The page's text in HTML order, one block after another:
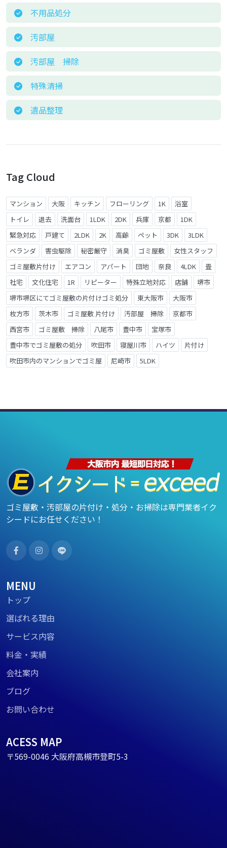
不用品処分
汚部屋
汚部屋 掃除
特殊清掃
遺品整理
Tag Cloud
マンション 大阪 キッチン フローリング 1K
浴室
トイレ
退去 洗面台 1LDK 2DK 兵庫 京都
1DK
緊急対応
戸建て 2LDK 2K 高齢 ペット 3DK
3LDK
ベランダ
害虫駆除 秘密厳守 消臭 ゴミ屋敷
女性スタッフ
ゴミ屋敷片付け
エアコン アパート 団地 奈良 4LDK
畳
社宅
文化住宅 1R リピーター 特殊立地対応 店舗
堺市
堺市堺区にてゴミ屋敷の片付けゴミ処分
東大阪市
大阪市
枚方市
茨木市 ゴミ屋敷 片付け 汚部屋 掃除
京都市
西宮市
ゴミ屋敷 掃除 八尾市 豊中市
宝塚市
豊中市でゴミ屋敷の処分
吹田市 寝屋川市 ハイツ
片付け
吹田市内のマンションでゴミ屋
尼崎市 5LDK
ゴミ屋敷・汚部屋の片付け・処分・お掃除は専門業者イク
シードにお任せください！
MENU
トップ
選ばれる理由
サービス内容
料金・実績
会社案内
ブログ
お問い合わせ
ACESS MAP
〒569-0046 大阪府高槻市登町5-3